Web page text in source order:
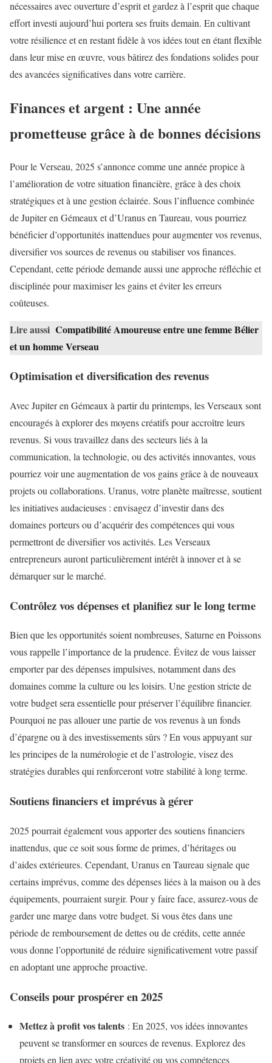
nécessaires avec ouverture d’esprit et gardez à l’esprit que chaque
effort investi aujourd’hui portera ses fruits demain. En cultivant
votre résilience et en restant fidèle à vos idées tout en étant flexible
dans leur mise en œuvre, vous bâtirez des fondations solides pour
des avancées significatives dans votre carrière.
Finances et argent : Une année
prometteuse grâce à de bonnes décisions
Pour le Verseau, 2025 s’annonce comme une année propice à
l’amélioration de votre situation financière, grâce à des choix
stratégiques et à une gestion éclairée. Sous l’influence combinée
de Jupiter en Gémeaux et d’Uranus en Taureau, vous pourriez
bénéficier d’opportunités inattendues pour augmenter vos revenus,
diversifier vos sources de revenus ou stabiliser vos finances.
Cependant, cette période demande aussi une approche réfléchie et
disciplinée pour maximiser les gains et éviter les erreurs
coûteuses.
Lire aussi Compatibilité Amoureuse entre une femme Bélier
et un homme Verseau
Optimisation et diversification des revenus
Avec Jupiter en Gémeaux à partir du printemps, les Verseaux sont
encouragés à explorer des moyens créatifs pour accroître leurs
revenus. Si vous travaillez dans des secteurs liés à la
communication, la technologie, ou des activités innovantes, vous
pourriez voir une augmentation de vos gains grâce à de nouveaux
projets ou collaborations. Uranus, votre planète maîtresse, soutient
les initiatives audacieuses : envisagez d’investir dans des
domaines porteurs ou d’acquérir des compétences qui vous
permettront de diversifier vos activités. Les Verseaux
entrepreneurs auront particulièrement intérêt à innover et à se
démarquer sur le marché.
Contrôlez vos dépenses et planifiez sur le long terme
Bien que les opportunités soient nombreuses, Saturne en Poissons
vous rappelle l’importance de la prudence. Évitez de vous laisser
emporter par des dépenses impulsives, notamment dans des
domaines comme la culture ou les loisirs. Une gestion stricte de
votre budget sera essentielle pour préserver l’équilibre financier.
Pourquoi ne pas allouer une partie de vos revenus à un fonds
d’épargne ou à des investissements sûrs ? En vous appuyant sur
les principes de la numérologie et de l’astrologie, visez des
stratégies durables qui renforceront votre stabilité à long terme.
Soutiens financiers et imprévus à gérer
2025 pourrait également vous apporter des soutiens financiers
inattendus, que ce soit sous forme de primes, d’héritages ou
d’aides extérieures. Cependant, Uranus en Taureau signale que
certains imprévus, comme des dépenses liées à la maison ou à des
équipements, pourraient surgir. Pour y faire face, assurez-vous de
garder une marge dans votre budget. Si vous êtes dans une
période de remboursement de dettes ou de crédits, cette année
vous donne l’opportunité de réduire significativement votre passif
en adoptant une approche proactive.
Conseils pour prospérer en 2025
Mettez à profit vos talents : En 2025, vos idées innovantes
peuvent se transformer en sources de revenus. Explorez des
projets en lien avec votre créativité ou vos compétences